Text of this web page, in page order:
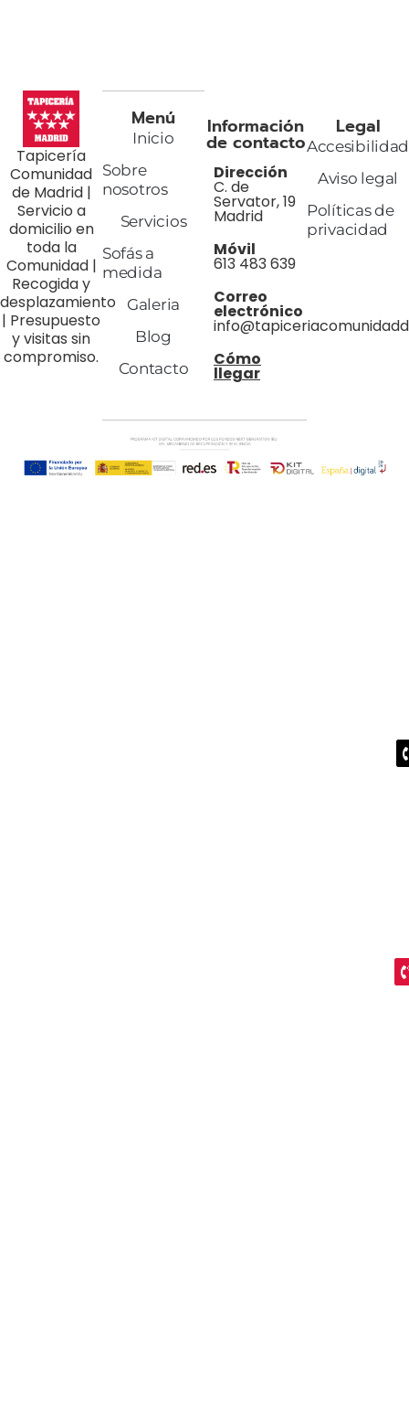
Tapicería
Comunidad
de Madrid |
Servicio a
domicilio en
toda la
Comunidad |
Recogida y
desplazamiento
| Presupuesto
y visitas sin
compromiso.
Menú
Inicio
Sobre
nosotros
Servicios
Sofás a
medida
Galeria
Blog
Contacto
Información
de contacto
Dirección
C. de
Servator, 19
Madrid
Móvil
613 483 639
Correo
electrónico
Cómo
llegar
Legal
Accesibilidad
Aviso legal
Políticas de
privacidad